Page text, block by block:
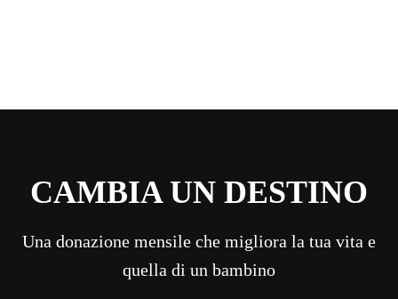
CAMBIA UN DESTINO
Una donazione mensile che migliora la tua vita e
quella di un bambino